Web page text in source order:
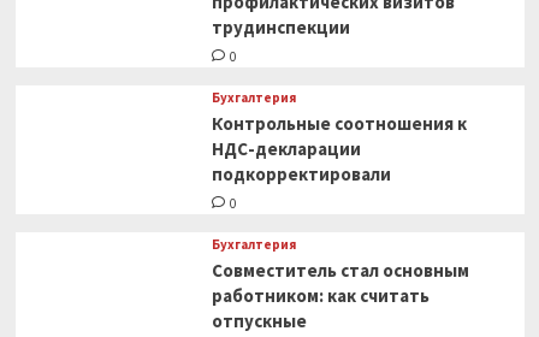
трудинспекции
0
Бухгалтерия
Контрольные соотношения к
НДС-декларации
подкорректировали
0
Бухгалтерия
Совместитель стал основным
работником: как считать
отпускные